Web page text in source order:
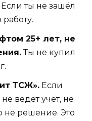
ты не зашёл
25+ лет, не
Ты не купил
ТСЖ». Если
ведёт учёт, не
не решение. Это